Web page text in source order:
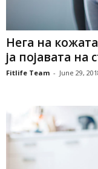
Нега на
ја појавата на
Fitlife Team - June 29,